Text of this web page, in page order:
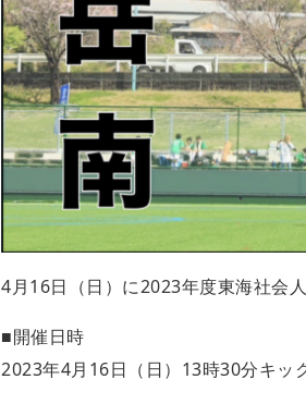
4月16日（日）に2023年度東海社会
■開催日時
2023年4月16日（日）13時30分キッ